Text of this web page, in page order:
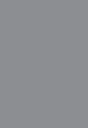
窗口中打开))
((在新窗口中打开))